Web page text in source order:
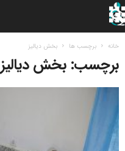
خانه برچسب ها بخش دیالیز
برچسب: بخش دیالیز